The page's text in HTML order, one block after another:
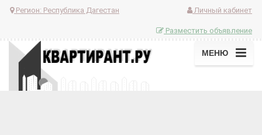
Регион: Республика Дагестан Личный кабинет
Разместить объявление
МЕНЮ